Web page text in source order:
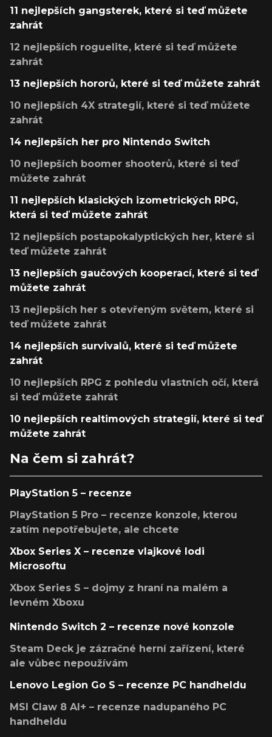
11 nejlepších gangsterek, které si teď můžete
zahrát
12 nejlepších roguelite, které si teď můžete
zahrát
13 nejlepších hororů, které si teď můžete zahrát
10 nejlepších 4X strategií, které si teď můžete
zahrát
14 nejlepších her pro Nintendo Switch
10 nejlepších boomer shooterů, které si teď
můžete zahrát
11 nejlepších klasických izometrických RPG,
která si teď můžete zahrát
12 nejlepších postapokalyptických her, které si
teď můžete zahrát
13 nejlepších gaučových kooperací, které si teď
můžete zahrát
13 nejlepších her s otevřeným světem, které si
teď můžete zahrát
14 nejlepších survivalů, které si teď můžete
zahrát
10 nejlepších RPG z pohledu vlastních očí, která
si teď můžete zahrát
10 nejlepších realtimových strategií, které si teď
můžete zahrát
Na čem si zahrát?
PlayStation 5 – recenze
PlayStation 5 Pro – recenze konzole, kterou
zatím nepotřebujete, ale chcete
Xbox Series X – recenze vlajkové lodi
Microsoftu
Xbox Series S – dojmy z hraní na malém a
levném Xboxu
Nintendo Switch 2 – recenze nové konzole
Steam Deck je zázračné herní zařízení, které
ale vůbec nepoužívám
Lenovo Legion Go S – recenze PC handheldu
MSI Claw 8 AI+ – recenze nadupaného PC
handheldu